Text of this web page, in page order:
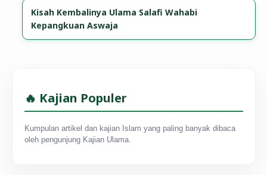
Kisah Kembalinya Ulama Salafi Wahabi
Kepangkuan Aswaja
🔥 Kajian Populer
Kumpulan artikel dan kajian Islam yang paling banyak dibaca
oleh pengunjung Kajian Ulama.